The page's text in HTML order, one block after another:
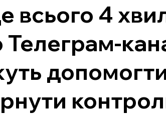
всього 4